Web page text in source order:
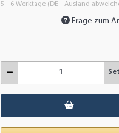
5 - 6 Werktage (DE - Ausland
Frage zum
Set